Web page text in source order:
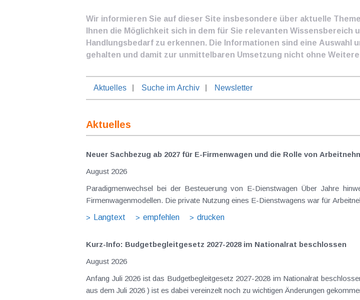
Wir informieren Sie auf dieser Site insbesondere über aktuelle
Ihnen die Möglichkeit sich in dem für Sie relevanten
Handlungsbedarf zu erkennen. Die Informationen sind eine Auswahl
gehalten und damit zur unmittelbaren Umsetzung nicht ohne
Aktuelles Suche im Archiv Newsletter
Aktuelles
Neuer Sachbezug ab 2027 für E-Firmenwagen und die Rolle von
August 2026
Paradigmenwechsel bei der Besteuerung von E-Dienstwagen Über Jahre hinweg galten reine Elektrofahrzeuge als steuerlicher Goldstandard bei
Firmenwagenmodellen. Die private Nutzung eines E-Dienstwagens war für
Langtext
empfehlen drucken
Kurz-Info: Budgetbegleitgesetz 2027-2028 im Nationalrat beschlossen
August 2026
Anfang Juli 2026 ist das Budgetbegleitgesetz 2027-2028 im Nationalrat